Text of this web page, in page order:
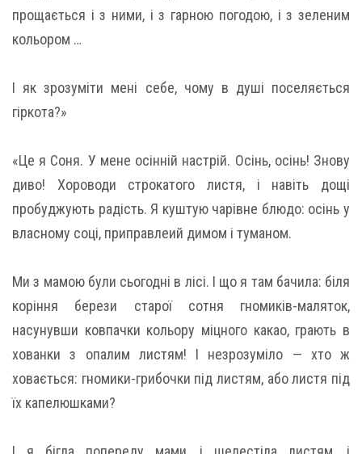
прощається і з ними, і з гарною погодою, і з зеленим
кольором …
І як зрозуміти мені себе, чому в душі поселяється
гіркота?»
«Це я Соня. У мене осінній настрій. Осінь, осінь! Знову
диво! Хороводи строкатого листя, і навіть дощі
пробуджують радість. Я куштую чарівне блюдо: осінь у
власному соці, приправлеий димом і туманом.
Ми з мамою були сьогодні в лісі. І що я там бачила: біля
коріння берези старої сотня гномиків-маляток,
насунувши ковпачки кольору міцного какао, грають в
хованки з опалим листям! І незрозуміло — хто ж
ховається: гномики-грибочки під листям, або листя під
їх капелюшками?